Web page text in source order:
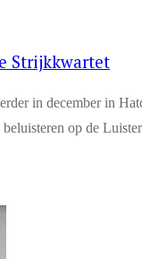
Strijkkwartet
in december in
op de